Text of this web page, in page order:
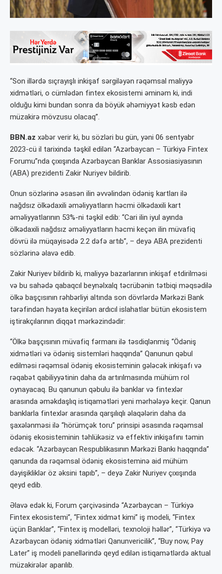
“Son illərdə sıçrayışlı inkişaf sərgiləyən rəqəmsal maliyyə
xidmətləri, o cümlədən fintex ekosistemi əminəm ki, indi
olduğu kimi bundan sonra da böyük əhəmiyyət kəsb edən
müzakirə mövzusu olacaq”.
BBN.az xəbər verir ki, bu sözləri bu gün, yəni 06 sentyabr
2023-cü il tarixində təşkil edilən “Azərbaycan – Türkiyə Fintex
Forumu”nda çıxışında Azərbaycan Banklar Assosiasiyasının
(ABA) prezidenti Zakir Nuriyev bildirib.
Onun sözlərinə əsasən ilin əvvəlindən ödəniş kartları ilə
nağdsız ölkədaxili əməliyyatların həcmi ölkədaxili kart
əməliyyatlarının 53%-ni təşkil edib: “Cari ilin iyul ayında
ölkədaxili nağdsız əməliyyatların həcmi keçən ilin müvafiq
dövrü ilə müqayisədə 2.2 dəfə artıb”, – deyə ABA prezidenti
sözlərinə əlavə edib.
Zakir Nuriyev bildirib ki, maliyyə bazarlarının inkişaf etdirilməsi
və bu sahədə qabaqcıl beynəlxalq təcrübənin tətbiqi məqsədilə
ölkə başçısının rəhbərliyi altında son dövrlərdə Mərkəzi Bank
tərəfindən həyata keçirilən ardıcıl islahatlar bütün ekosistem
iştirakçılarının diqqət mərkəzindədir:
“Ölkə başçısının müvafiq fərmanı ilə təsdiqlənmiş “Ödəniş
xidmətləri və ödəniş sistemləri haqqında” Qanunun qəbul
edilməsi rəqəmsal ödəniş ekosisteminin gələcək inkişafı və
rəqabət qabiliyyətinin daha da artırılmasında mühüm rol
oynayacaq. Bu qanunun qəbulu ilə banklar və fintexlər
arasında əməkdaşlıq istiqamətləri yeni mərhələyə keçir. Qanun
banklarla fintexlər arasında qarşılıqlı əlaqələrin daha da
şaxələnməsi ilə “hörümçək toru” prinsipi əsasında rəqəmsal
ödəniş ekosisteminin təhlükəsiz və effektiv inkişafını təmin
edəcək. “Azərbaycan Respublikasının Mərkəzi Bankı haqqında”
qanunda da rəqəmsal ödəniş ekosisteminə aid mühüm
dəyişikliklər öz əksini tapıb”, – deyə Zakir Nuriyev çıxışında
qeyd edib.
Əlavə edək ki, Forum çərçivəsində “Azərbaycan – Türkiyə
Fintex ekosistemi”, “Fintex xidmət kimi” iş modeli, “Fintex
üçün Banklar”, “Fintex iş modelləri, texnoloji həllər”, “Türkiyə və
Azərbaycan ödəniş xidmətləri Qanunvericilik”, “Buy now, Pay
Later” iş modeli panellərində qeyd edilən istiqamətlərdə aktual
müzakirələr aparılıb.